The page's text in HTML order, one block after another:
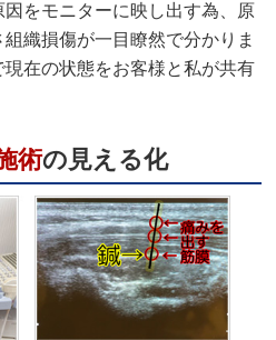
をモニターに映し出す為、原
織損傷が一目瞭然で分かりま
現在の状態をお客様と私が共有
術の見える化